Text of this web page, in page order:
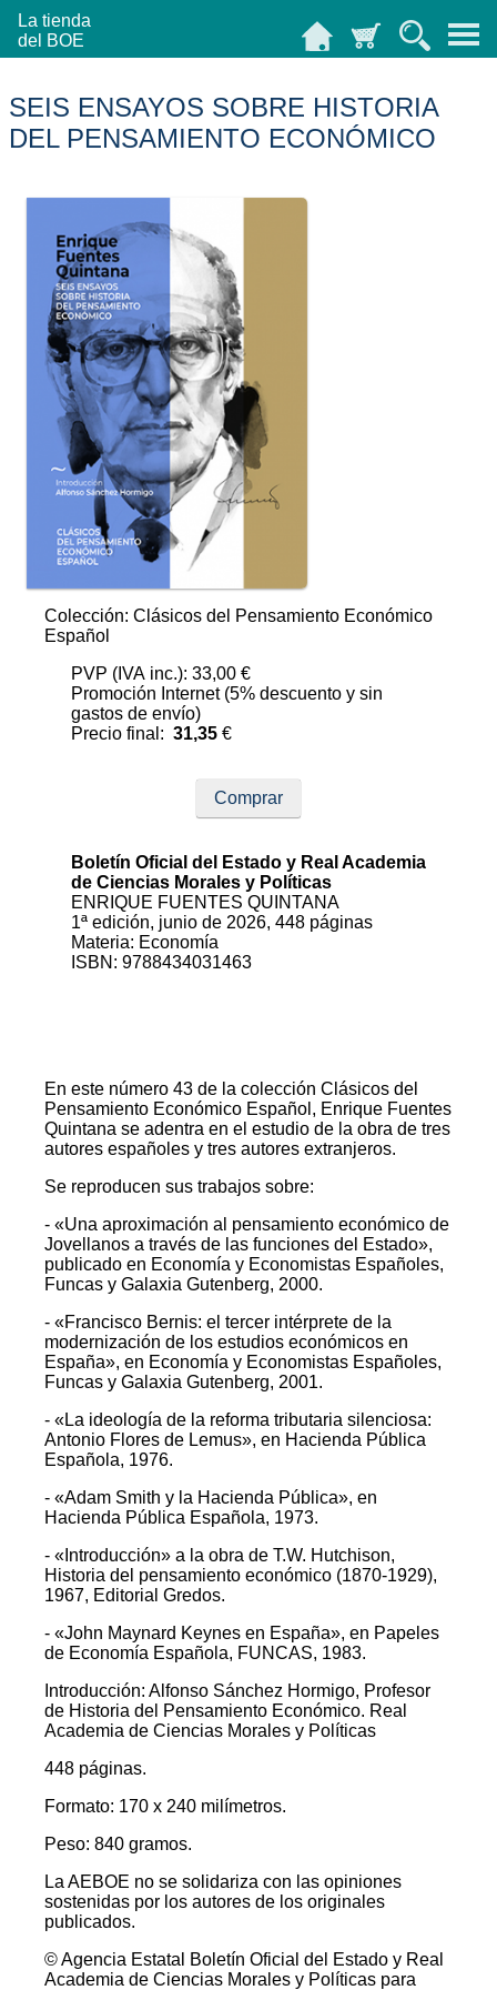
La tienda
del BOE
SEIS ENSAYOS SOBRE HISTORIA
DEL PENSAMIENTO ECONÓMICO
Colección: Clásicos del Pensamiento Económico
Español
PVP (IVA inc.): 33,00 €
Promoción Internet (5% descuento y sin
gastos de envío)
Precio final: 31,35 €
Comprar
Boletín Oficial del Estado y Real Academia
de Ciencias Morales y Políticas
ENRIQUE FUENTES QUINTANA
1ª edición, junio de 2026, 448 páginas
Materia: Economía
ISBN: 9788434031463
En este número 43 de la colección Clásicos del
Pensamiento Económico Español, Enrique Fuentes
Quintana se adentra en el estudio de la obra de tres
autores españoles y tres autores extranjeros.
Se reproducen sus trabajos sobre:
- «Una aproximación al pensamiento económico de
Jovellanos a través de las funciones del Estado»,
publicado en Economía y Economistas Españoles,
Funcas y Galaxia Gutenberg, 2000.
- «Francisco Bernis: el tercer intérprete de la
modernización de los estudios económicos en
España», en Economía y Economistas Españoles,
Funcas y Galaxia Gutenberg, 2001.
- «La ideología de la reforma tributaria silenciosa:
Antonio Flores de Lemus», en Hacienda Pública
Española, 1976.
- «Adam Smith y la Hacienda Pública», en
Hacienda Pública Española, 1973.
- «Introducción» a la obra de T.W. Hutchison,
Historia del pensamiento económico (1870-1929),
1967, Editorial Gredos.
- «John Maynard Keynes en España», en Papeles
de Economía Española, FUNCAS, 1983.
Introducción: Alfonso Sánchez Hormigo, Profesor
de Historia del Pensamiento Económico. Real
Academia de Ciencias Morales y Políticas
448 páginas.
Formato: 170 x 240 milímetros.
Peso: 840 gramos.
La AEBOE no se solidariza con las opiniones
sostenidas por los autores de los originales
publicados.
© Agencia Estatal Boletín Oficial del Estado y Real
Academia de Ciencias Morales y Políticas para